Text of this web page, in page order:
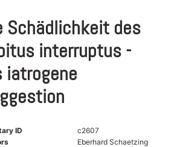
Schädlichkeit des
interruptus -
iatrogene
ID
c2607
Eberhard Schaetzing